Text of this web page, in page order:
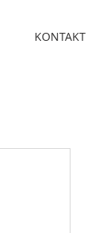
KONTAKT